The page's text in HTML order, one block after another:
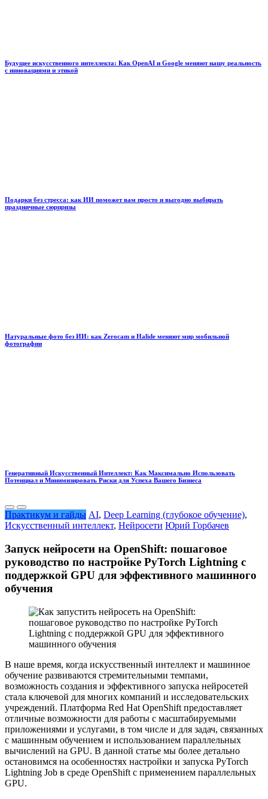
Будущее искусственного интеллекта: Как OpenAI и Google меняют нашу реальность
с инновациями и этикой
Подарки без стресса: как ИИ поможет вам просто и выгодно выбирать
праздничные сюрпризы
Натуральные фото без ИИ: как Zerocam и Halide меняют мир мобильной
фотографии
Генеративный Искусственный Интеллект: Как Максимально Использовать
Потенциал и Минимизировать Риски для Успеха Вашего Бизнеса
Практикум и гайды AI, Deep Learning (глубокое обучение),
Искусственный интеллект, Нейросети Юрий Горбачев
Запуск нейросети на OpenShift: пошаговое
руководство по настройке PyTorch Lightning с
поддержкой GPU для эффективного машинного
обучения
В наше время, когда искусственный интеллект и машинное
обучение развиваются стремительными темпами,
возможность создания и эффективного запуска нейросетей
стала ключевой для многих компаний и исследовательских
учреждений. Платформа Red Hat OpenShift предоставляет
отличные возможности для работы с масштабируемыми
приложениями и услугами, в том числе и для задач, связанных
с машинным обучением и использованием параллельных
вычислений на GPU. В данной статье мы более детально
остановимся на особенностях настройки и запуска PyTorch
Lightning Job в среде OpenShift с применением параллельных
GPU.